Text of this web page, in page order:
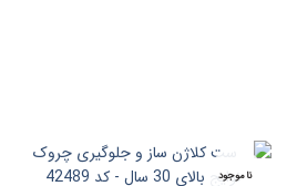
ناموجود